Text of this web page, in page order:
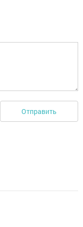
Отправить